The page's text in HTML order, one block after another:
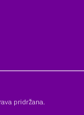
pridržana.